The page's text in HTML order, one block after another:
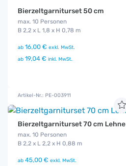
Bierzeltgarniturset 50 cm
max. 10 Personen
B 2,2 x L 1,8 x H 0,78 m
ab 16,00 € exkl. MwSt.
ab 19,04 € inkl. MwSt.
Artikel-Nr.: PE-003911
Bierzeltgarniturset 70 cm Lehne
max. 10 Personen
B 2,2 x L 2,2 x H 0,88 m
ab 45,00 € exkl. MwSt.